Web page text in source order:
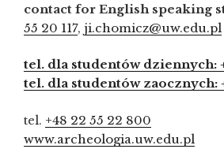
contact for English speaking
55 20 117, ji.chomicz@uw.edu.pl
tel. dla studentów dziennych:
tel. dla studentów zaocznych:
tel. +48 22 55 22 800
www.archeologia.uw.edu.pl